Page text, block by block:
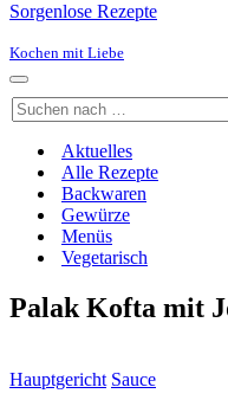
Sorgenlose Rezepte
Kochen mit Liebe
Navigationsmenü
Suchen
nach …
Aktuelles
Alle Rezepte
Backwaren
Gewürze
Menüs
Vegetarisch
Palak Kofta mit
Hauptgericht Sauce